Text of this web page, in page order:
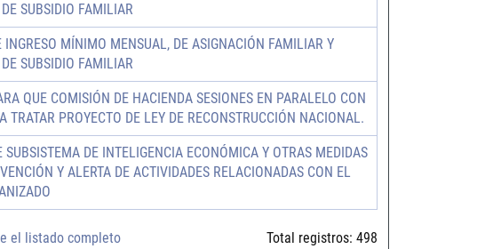
SUBSIDIO FAMILIAR
INGRESO MÍNIMO MENSUAL, DE ASIGNACIÓN FAMILIAR Y
SUBSIDIO FAMILIAR
QUE COMISIÓN DE HACIENDA SESIONES EN PARALELO CON
TRATAR PROYECTO DE LEY DE RECONSTRUCCIÓN NACIONAL.
SUBSISTEMA DE INTELIGENCIA ECONÓMICA Y OTRAS MEDIDAS
Y ALERTA DE ACTIVIDADES RELACIONADAS CON EL
el listado completo Total registros: 498